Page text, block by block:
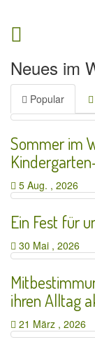
Neues im
Popular
Sommer im
5 Aug. , 2026
Ein Fest für
30 Mai , 2026
ihren Alltag
21 März , 2026